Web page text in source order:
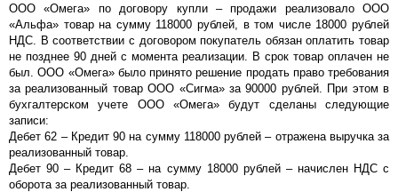
ООО «Омега» по договору купли – продажи реализовало ООО
«Альфа» товар на сумму 118000 рублей, в том числе 18000 рублей
НДС. В соответствии с договором покупатель обязан оплатить товар
не позднее 90 дней с момента реализации. В срок товар оплачен не
был. ООО «Омега» было принято решение продать право требования
за реализованный товар ООО «Сигма» за 90000 рублей. При этом в
бухгалтерском учете ООО «Омега» будут сделаны следующие
записи:
Дебет 62 – Кредит 90 на сумму 118000 рублей – отражена выручка за
реализованный товар.
Дебет 90 – Кредит 68 – на сумму 18000 рублей – начислен НДС с
оборота за реализованный товар.